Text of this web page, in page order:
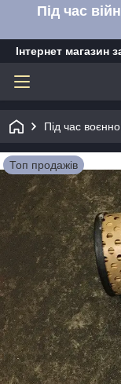
Під час
Інтернет
Під час
Топ продажів